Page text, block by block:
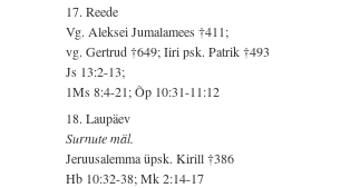
17. Reede
Vg. Aleksei Jumalamees †411;
vg. Gertrud †649; Iiri psk. Patrik †493
Js 13:2-13;
1Ms 8:4-21; Õp 10:31-11:12
18. Laupäev
Surnute mäl.
Jeruusalemma üpsk. Kirill †386
Hb 10:32-38; Mk 2:14-17